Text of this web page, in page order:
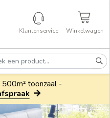
Klantenservice Winkelwagen
500m² toonzaal -